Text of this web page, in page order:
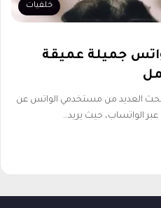
خلفيات
جميلة عميقة
دينية للواتس بالصور 2026.. يبحث العديد من مستخدمي الواتس عن
الواتساب، حيث يريد…